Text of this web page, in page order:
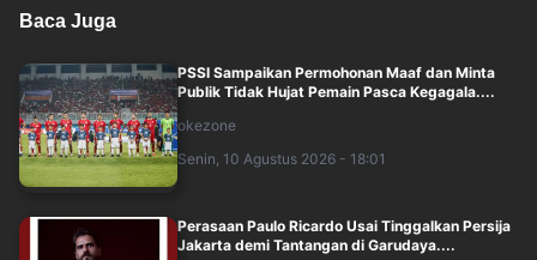
Baca Juga
PSSI Sampaikan Permohonan Maaf dan Minta
Publik Tidak Hujat Pemain Pasca Kegagala....
okezone
Senin, 10 Agustus 2026 - 18:01
Perasaan Paulo Ricardo Usai Tinggalkan Persija
Jakarta demi Tantangan di Garudaya....